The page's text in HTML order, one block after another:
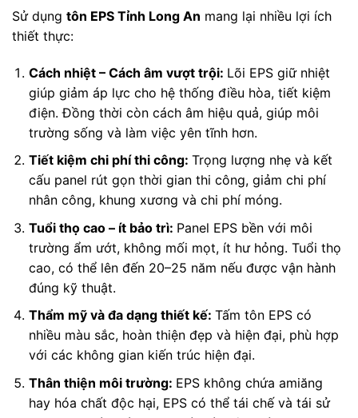
Sử dụng tôn EPS Tỉnh Long An mang lại nhiều lợi ích
thiết thực:
Cách nhiệt – Cách âm vượt trội: Lõi EPS giữ nhiệt
giúp giảm áp lực cho hệ thống điều hòa, tiết kiệm
điện. Đồng thời còn cách âm hiệu quả, giúp môi
trường sống và làm việc yên tĩnh hơn.
Tiết kiệm chi phí thi công: Trọng lượng nhẹ và kết
cấu panel rút gọn thời gian thi công, giảm chi phí
nhân công, khung xương và chi phí móng.
Tuổi thọ cao – ít bảo trì: Panel EPS bền với môi
trường ẩm ướt, không mối mọt, ít hư hỏng. Tuổi thọ
cao, có thể lên đến 20–25 năm nếu được vận hành
đúng kỹ thuật.
Thẩm mỹ và đa dạng thiết kế: Tấm tôn EPS có
nhiều màu sắc, hoàn thiện đẹp và hiện đại, phù hợp
với các không gian kiến trúc hiện đại.
Thân thiện môi trường: EPS không chứa amiăng
hay hóa chất độc hại, EPS có thể tái chế và tái sử